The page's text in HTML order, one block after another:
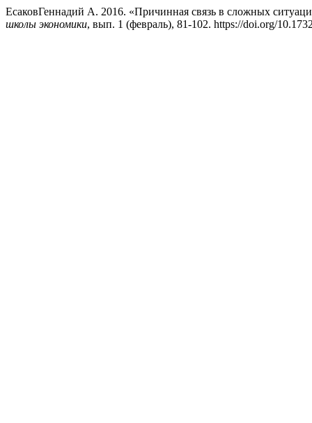
ЕсаковГеннадий А. 2016. «Причинная связь в сложных
школы экономики, вып. 1 (февраль), 81-102. https://doi.org/